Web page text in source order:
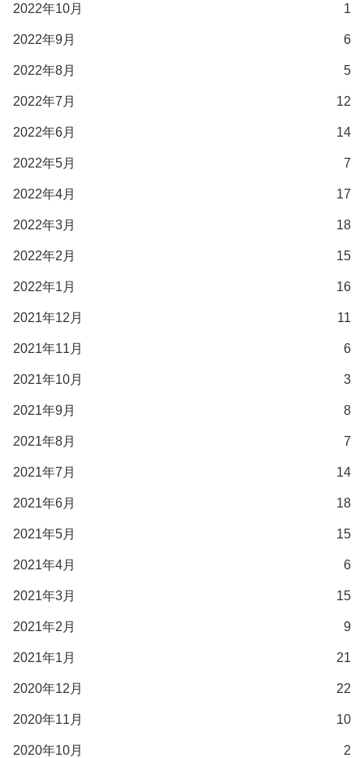
2022年10月 1
2022年9月 6
2022年8月 5
2022年7月 12
2022年6月 14
2022年5月 7
2022年4月 17
2022年3月 18
2022年2月 15
2022年1月 16
2021年12月 11
2021年11月 6
2021年10月 3
2021年9月 8
2021年8月 7
2021年7月 14
2021年6月 18
2021年5月 15
2021年4月 6
2021年3月 15
2021年2月 9
2021年1月 21
2020年12月 22
2020年11月 10
2020年10月 2